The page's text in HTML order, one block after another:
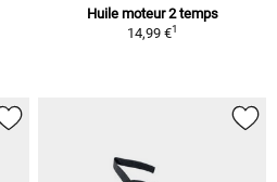
Huile moteur 2 temps
14,99 €1